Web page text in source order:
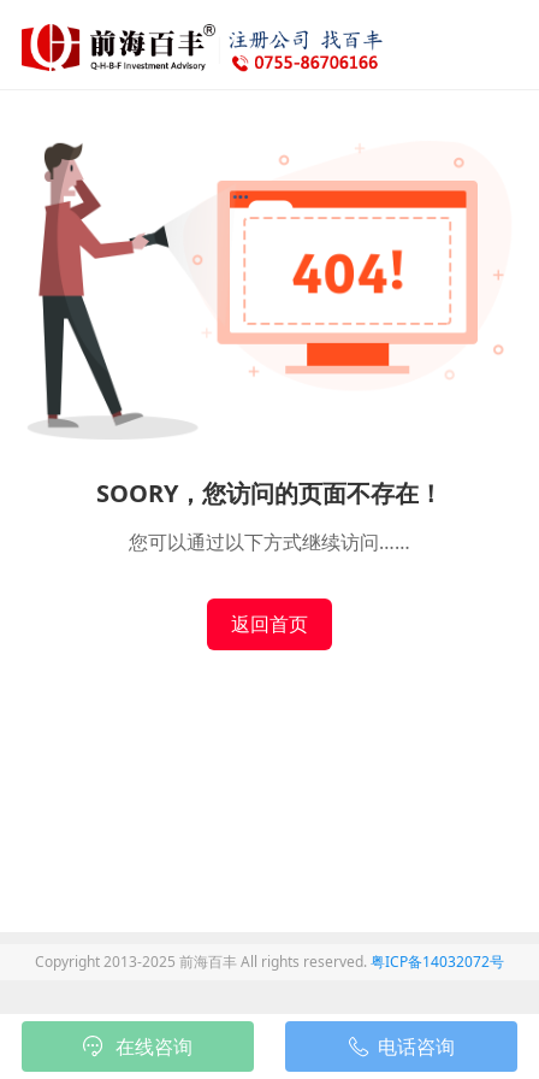
SOORY，您访问的页面不存在！
您可以通过以下方式继续访问……
返回首页
Copyright 2013-2025 前海百丰 All rights reserved. 粤ICP备14032072号
在线咨询 电话咨询